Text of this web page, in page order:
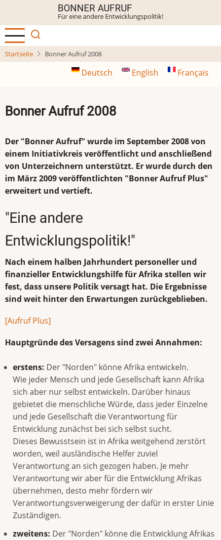
Inhalt
BONNER AUFRUF
Für eine andere Entwicklungspolitik!
Startseite Bonner Aufruf 2008
Deutsch English Français
Bonner Aufruf 2008
Der "Bonner Aufruf" wurde im September 2008 von
einem Initiativkreis veröffentlicht und anschließend
von Unterzeichnern unterstützt. Er wurde durch den
im März 2009 veröffentlichten "Bonner Aufruf Plus"
erweitert und vertieft.
"Eine andere
Entwicklungspolitik!"
Nach einem halben Jahrhundert personeller und
finanzieller Entwicklungshilfe für Afrika stellen wir
fest, dass unsere Politik versagt hat. Die Ergebnisse
sind weit hinter den Erwartungen zurückgeblieben.
[Aufruf Plus]
Hauptgründe des Versagens sind zwei Annahmen:
erstens: Der "Norden" könne Afrika entwickeln.
Wie jeder Mensch und jede Gesellschaft kann Afrika
sich aber nur selbst entwickeln. Darüber hinaus
gebietet die menschliche Würde, dass jeder Einzelne
und jede Gesellschaft die Verantwortung für
Entwicklung zunächst bei sich selbst sucht.
Dieses Bewusstsein ist in Afrika weitgehend zerstört
worden, weil ausländische Helfer zuviel
Verantwortung an sich gezogen haben. Je mehr
Verantwortung wir aber für die Entwicklung Afrikas
übernehmen, desto mehr fördern wir
Verantwortungsverweigerung der dafür in erster Linie
Zuständigen.
zweitens: Der "Norden" könne die Entwicklung Afrikas